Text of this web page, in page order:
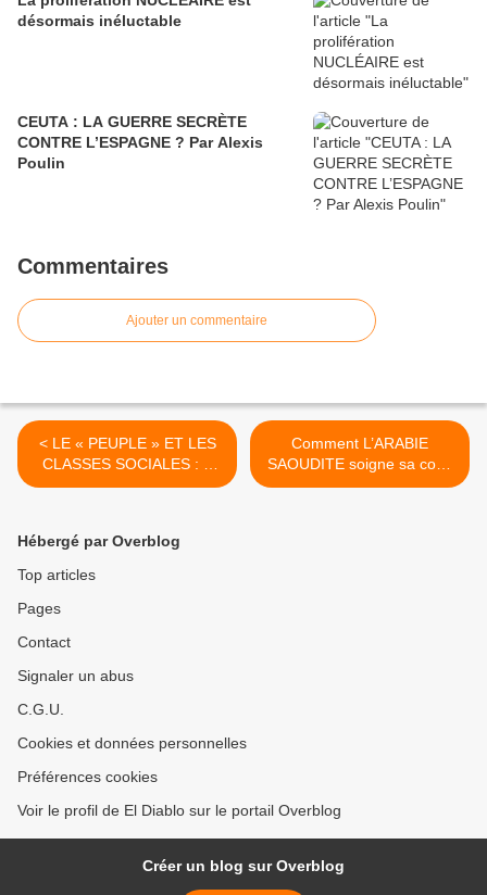
désormais inéluctable
CEUTA : LA GUERRE SECRÈTE
CONTRE L’ESPAGNE ? Par Alexis
Poulin
Commentaires
Ajouter un commentaire
< LE « PEUPLE » ET LES
CLASSES SOCIALES : à
propos des Gilets jaunes –
Comment L’ARABIE
SAOUDITE soigne sa com’
>
Hébergé par Overblog
Top articles
Pages
Contact
Signaler un abus
C.G.U.
Cookies et données personnelles
Préférences cookies
Voir le profil de El Diablo sur le portail Overblog
Créer un blog sur Overblog